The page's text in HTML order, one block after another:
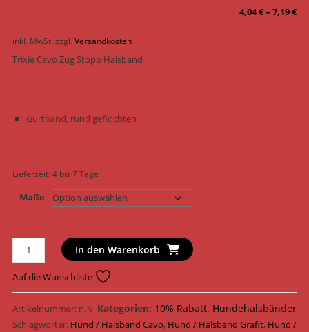
4,04€–7,19€
inkl. MwSt.zzgl.Versandkosten
Trixie Cavo Zug Stopp Halsband
Gurtband, rund geflochten
Lieferzeit:4 bis 7 Tage
Maße
Trixie
Hundehalsband
Cavo
Zug
Stopp
Halsband
In den Warenkorb
Auf die Wunschliste
Artikelnummer: n. v. Kategorien: 10% Rabatt, Hundehalsbänder
Schlagwörter: Hund / Halsband Cavo, Hund / Halsband Grafit, Hund /